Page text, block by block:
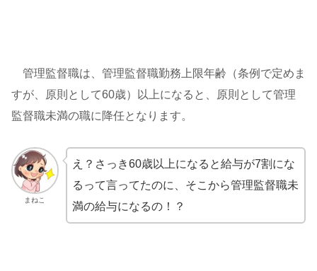
管理監督職は、管理監督職勤務上限年齢（条例で定めま
すが、原則として60歳）以上になると、原則として管理
監督職未満の職に降任となります。
まねこ
え？さっき60歳以上になると給与が7割にな
るって言ってたのに、そこから管理監督職未
満の給与になるの！？